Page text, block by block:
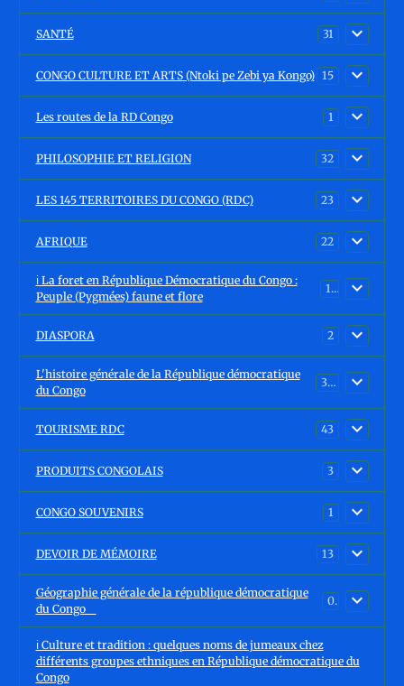
SANTÉ 31
CONGO CULTURE ET ARTS (Ntoki pe Zebi ya Kongo) 15
Les routes de la RD Congo 1
PHILOSOPHIE ET RELIGION 32
LES 145 TERRITOIRES DU CONGO (RDC) 23
AFRIQUE 22
ℹ️ La foret en République Démocratique du Congo :
Peuple (Pygmées) faune et flore
15
DIASPORA 2
L'histoire générale de la République démocratique
du Congo
30
TOURISME RDC 43
PRODUITS CONGOLAIS 3
CONGO SOUVENIRS 1
DEVOIR DE MÉMOIRE 13
Géographie générale de la république démocratique
du Congo
0
ℹ️ Culture et tradition : quelques noms de jumeaux chez
différents groupes ethniques en République démocratique du
Congo